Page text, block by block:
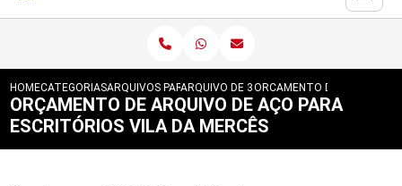
HOMECATEGORIASARQUIVOS PARA ESCRITORIOS
ARQUIVO DE 3 GAVETAS PARA
ORCAMENTO DE ARQUIVO
ORÇAMENTO DE ARQUIVO DE AÇO PARA
ESCRITÓRIOS VILA DA MERCÊS